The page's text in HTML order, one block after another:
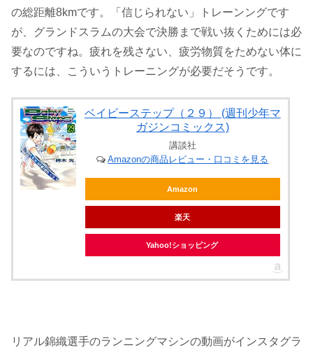
の総距離8kmです。「信じられない」トレーンングです
が、グランドスラムの大会で決勝まで戦い抜くためには必
要なのですね。疲れを残さない、疲労物質をためない体に
するには、こういうトレーニングが必要だそうです。
ベイビーステップ（２９） (週刊少年マ
ガジンコミックス)
講談社
Amazonの商品レビュー・口コミを見る
Amazon
楽天
Yahoo!ショッピング
リアル錦織選手のランニングマシンの動画がインスタグラ